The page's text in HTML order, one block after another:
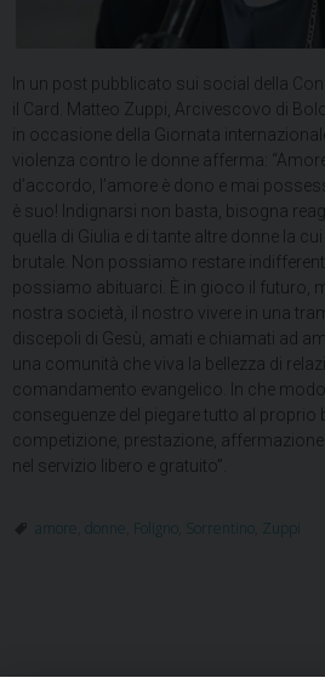
In un post pubblicato sui social della
il Card. Matteo Zuppi, Arcivescovo di
in occasione della Giornata
violenza contro le donne afferma:
d’accordo, l’amore è dono e mai
è suo! Indignarsi non basta, bisogna
quella di Giulia e di tante altre donne la
brutale. Non possiamo restare
possiamo abituarci. È in gioco il futuro,
nostra società, il nostro vivere in una
discepoli di Gesù, amati e chiamati ad
una comunità che viva la bellezza di
comandamento evangelico. In che
conseguenze del piegare tutto al proprio
competizione, prestazione, affermazione
nel servizio libero e gratuito”.
amore donne Foligno Sorrentino Zuppi